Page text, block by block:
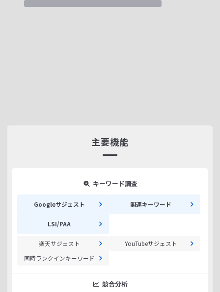
主要機能
キーワード調査
Googleサジェスト 関連キーワード
LSI/PAA
楽天サジェスト
YouTubeサジェスト
同時ランクインキーワード
競合分析